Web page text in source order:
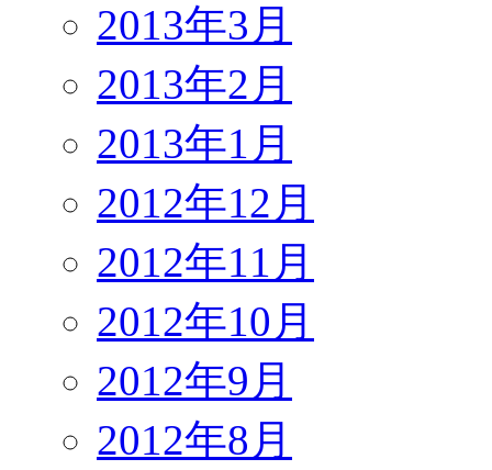
2013年3月
2013年2月
2013年1月
2012年12月
2012年11月
2012年10月
2012年9月
2012年8月